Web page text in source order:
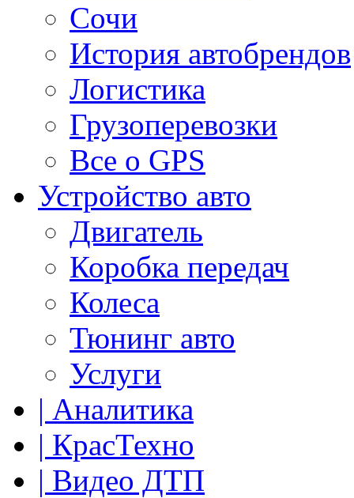
Сочи
История автобрендов
Логистика
Грузоперевозки
Все о GPS
Устройство авто
Двигатель
Коробка передач
Колеса
Тюнинг авто
Услуги
| Аналитика
| КрасТехно
| Видео ДТП